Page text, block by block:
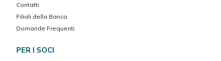
Contatti
Filiali della Banca
Domande Frequenti
PER I SOCI